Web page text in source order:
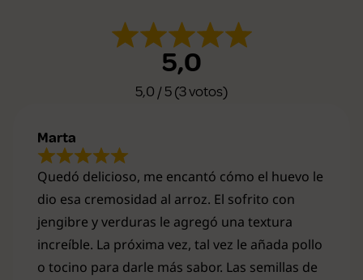
5,0
5,0 / 5 (3 votos)
Quedó delicioso, me encantó cómo el huevo le
dio esa cremosidad al arroz. El sofrito con
jengibre y verduras le agregó una textura
increíble. La próxima vez, tal vez le añada pollo
o tocino para darle más sabor. Las semillas de
Marta